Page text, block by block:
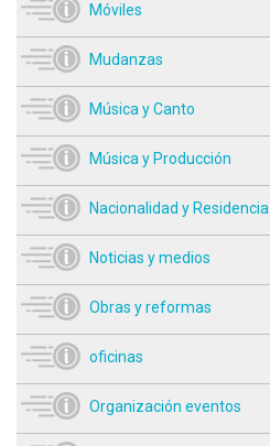
Móviles
Mudanzas
Música y Canto
Música y Producción
Nacionalidad y Residencia
Noticias y medios
Obras y reformas
oficinas
Organización eventos